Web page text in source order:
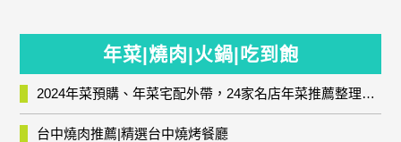
年菜|燒肉|火鍋|吃到飽
2024年菜預購、年菜宅配外帶，24家名店年菜推薦整理，圍爐輕鬆上菜團圓趣
台中燒肉推薦|精選台中燒烤餐廳